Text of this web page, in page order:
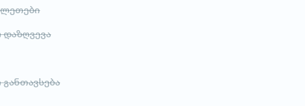
დაზღვევა